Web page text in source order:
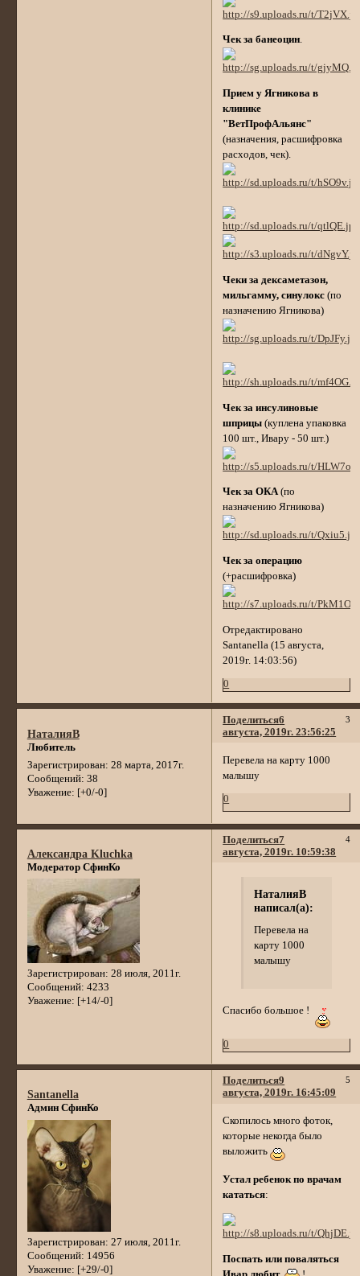
Чек за банеоцин.
Прием у Ягникова в
клинике
"ВетПрофАльянс"
(назначения, расшифровка
расходов, чек).
Чеки за дексаметазон,
мильгамму, синулокс (по
назначению Ягникова)
Чек за инсулиновые
шприцы (куплена упаковка
100 шт., Ивару - 50 шт.)
Чек за ОКА(по
назначению Ягникова)
Чек за операцию
(+расшифровка)
Отредактировано
Santanella (15 августа,
2019г. 14:03:56)
0
Поделиться 3
6
августа, 2019г. 23:56:25
НаталияВ
Любитель
Зарегистрирован: 28 марта, 2017г.
Сообщений: 38
Уважение: [+0/-0]
Перевела на карту 1000
малышу
0
Поделиться 4
7
августа, 2019г. 10:59:38
Александра Kluchka
Модератор СфинКо
Зарегистрирован: 28 июля, 2011г.
Сообщений: 4233
Уважение: [+14/-0]
НаталияВ
написал(а):
Перевела на
карту 1000
малышу
Спасибо большое !
0
Поделиться 5
9
августа, 2019г. 16:45:09
Santanella
Админ СфинКо
Зарегистрирован: 27 июля, 2011г.
Сообщений: 14956
Уважение: [+29/-0]
Скопилось много фоток,
которые некогда было
выложить
Устал ребенок по врачам
кататься:
Поспать или поваляться